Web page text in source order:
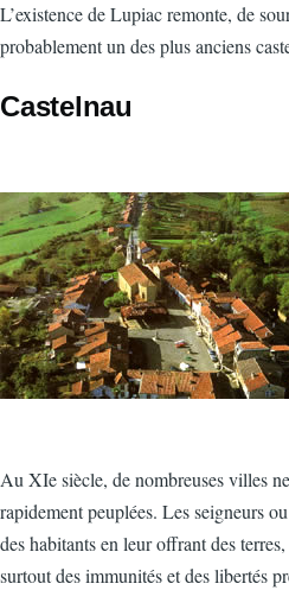
L’existence de Lupiac remonte, de
probablement un des plus anciens
Castelnau
Au XIe siècle, de nombreuses villes
rapidement peuplées. Les seigneurs
des habitants en leur offrant des
surtout des immunités et des libertés